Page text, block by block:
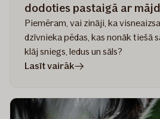
dodoties pastaigā ar
Piemēram, vai zināji, ka
dzīvnieka pēdas, kas nonāk tiešā
klāj sniegs, ledus un sāls?
Lasīt vairākrakstā
uzmanību